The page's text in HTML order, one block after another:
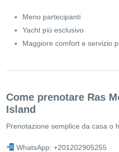
Meno partecipanti
Yacht più esclusivo
Maggiore comfort e servizio
Come prenotare Ras
Island
Prenotazione semplice da casa o
WhatsApp: +201202905255